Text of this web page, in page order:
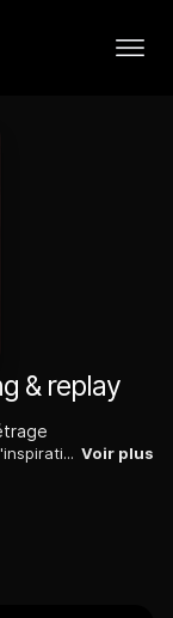
& replay
Un peintre en pleine crise artistique cherche l'inspiration. Lorsqu'il tombe sur une annonce matrimoniale, il pense avoir trouvé celle qui sera son épouse et sa muse. Voir plus